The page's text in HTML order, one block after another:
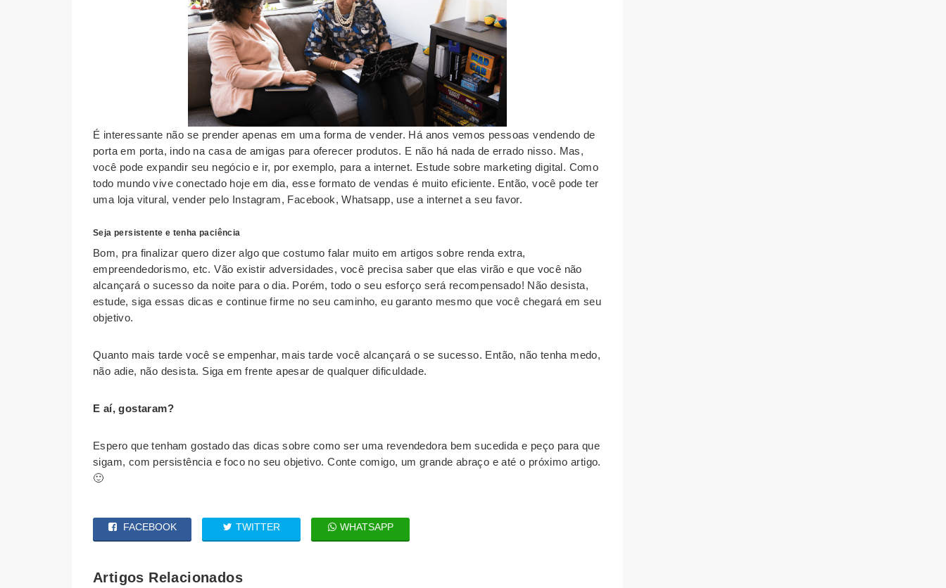
É interessante não se prender apenas em uma forma de vender. Há anos vemos pessoas vendendo de
porta em porta, indo na casa de amigas para oferecer produtos. E não há nada de errado nisso. Mas,
você pode expandir seu negócio e ir, por exemplo, para a internet. Estude sobre marketing digital. Como
todo mundo vive conectado hoje em dia, esse formato de vendas é muito eficiente. Então, você pode ter
uma loja vitural, vender pelo Instagram, Facebook, Whatsapp, use a internet a seu favor.
Seja persistente e tenha paciência
Bom, pra finalizar quero dizer algo que costumo falar muito em artigos sobre renda extra,
empreendedorismo, etc. Vão existir adversidades, você precisa saber que elas virão e que você não
alcançará o sucesso da noite para o dia. Porém, todo o seu esforço será recompensado! Não desista,
estude, siga essas dicas e continue firme no seu caminho, eu garanto mesmo que você chegará em seu
objetivo.
Quanto mais tarde você se empenhar, mais tarde você alcançará o se sucesso. Então, não tenha medo,
não adie, não desista. Siga em frente apesar de qualquer dificuldade.
E aí, gostaram?
Espero que tenham gostado das dicas sobre como ser uma revendedora bem sucedida e peço para que
sigam, com persistência e foco no seu objetivo. Conte comigo, um grande abraço e até o próximo artigo.
🙂
FACEBOOK TWITTER WHATSAPP
Artigos Relacionados